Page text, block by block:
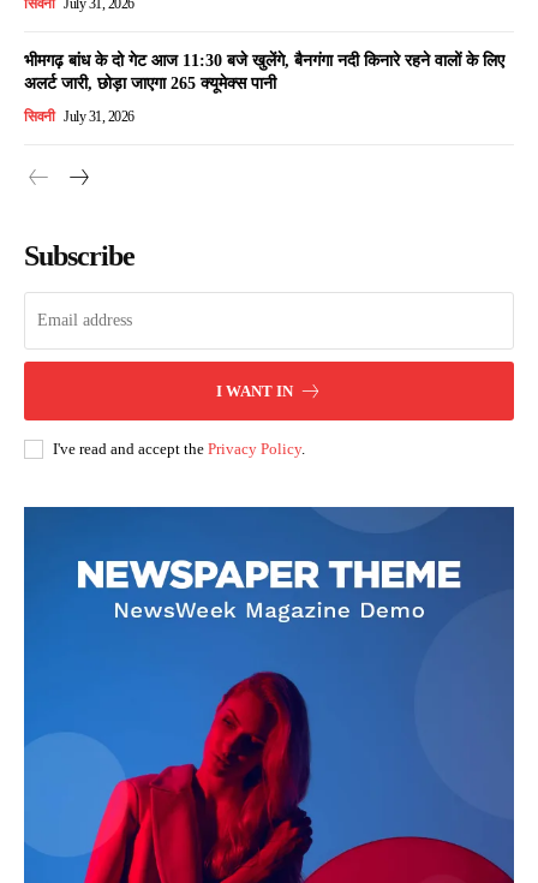
सिवनी July 31, 2026
भीमगढ़ बांध के दो गेट आज 11:30 बजे खुलेंगे, बैनगंगा नदी किनारे रहने वालों के लिए
अलर्ट जारी, छोड़ा जाएगा 265 क्यूमेक्स पानी
सिवनी July 31, 2026
Subscribe
I WANT IN
I've read and accept the Privacy Policy.